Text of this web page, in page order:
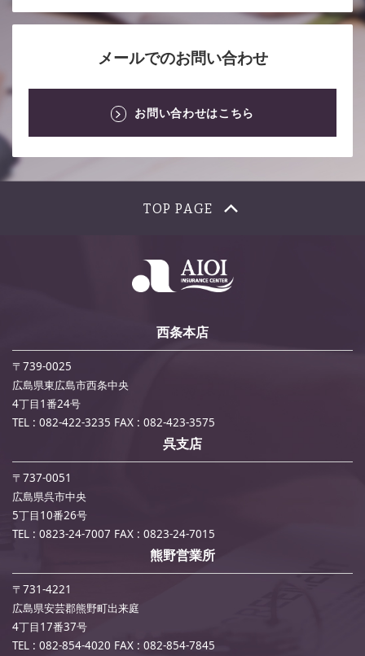
メールでのお問い合わせ
お問い合わせはこちら
TOP PAGE
西条本店
〒739-0025
広島県東広島市西条中央
4丁目1番24号
TEL : 082-422-3235 FAX : 082-423-3575
呉支店
〒737-0051
広島県呉市中央
5丁目10番26号
TEL : 0823-24-7007 FAX : 0823-24-7015
熊野営業所
〒731-4221
広島県安芸郡熊野町出来庭
4丁目17番37号
TEL : 082-854-4020 FAX : 082-854-7845